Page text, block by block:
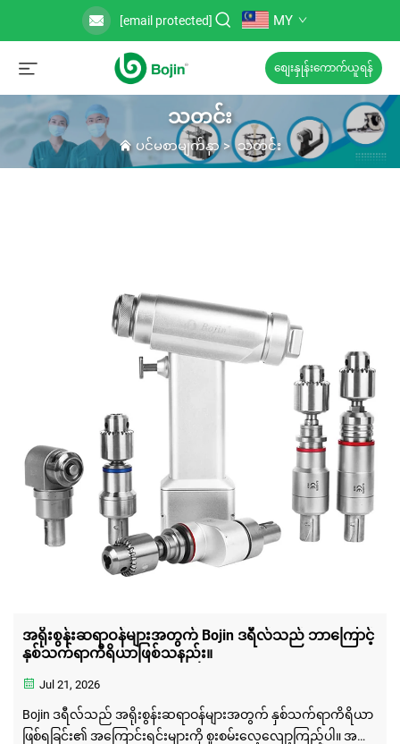
[email protected] MY
စျေးနှုန်းကောက်ယူရန်
သတင်း
ပင်မစာမျက်နှာ>သတင်း
အရိုးစွန်းဆရာဝန်များအတွက် Bojin ဒရီလ်သည် ဘာကြောင့်
နှစ်သက်ရာကိရိယာဖြစ်သနည်း။
Jul 21, 2026
Bojin ဒရီလ်သည် အရိုးစွန်းဆရာဝန်များအတွက် နှစ်သက်ရာကိရိယာ
ဖြစ်ရခြင်း၏ အကြောင်းရင်းများကို စူးစမ်းလေ့လျော့ကြည့်ပါ။ အထူး